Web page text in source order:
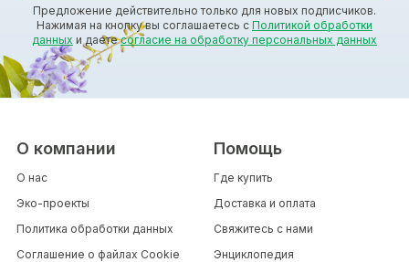
Предложение действительно только для новых подписчиков.
Нажимая на кнопку вы соглашаетесь с Политикой обработки
данных и даетесогласие на обработку персональных данных
О компании
О нас
Эко-проекты
Политика обработки данных
Соглашение о файлах Cookie
Помощь
Где купить
Доставка и оплата
Свяжитесь с нами
Энциклопедия